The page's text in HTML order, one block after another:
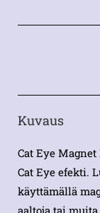
Kuvaus
Cat Eye
Cat Eye efekti.
käyttämällä
aaltoja tai